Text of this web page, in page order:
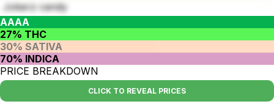
Jokerz candy
AAAA
27% THC
30% SATIVA
70% INDICA
PRICE BREAKDOWN
CLICK TO REVEAL PRICES